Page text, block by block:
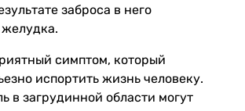
заброса в него
симптом, который
испортить жизнь человеку.
в загрудинной области могут